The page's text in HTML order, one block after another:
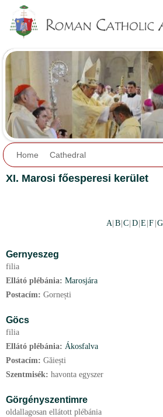
Home Cathedral
XI. Marosi főesperesi kerület
A B |C D E |F G
Gernyeszeg
filia
Ellátó plébánia: Marosjára
Postacím: Gornești
Göcs
filia
Ellátó plébánia: Ákosfalva
Postacím: Găiești
Szentmisék: havonta egyszer
Görgényszentimre
oldallagosan ellátott plébánia